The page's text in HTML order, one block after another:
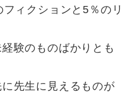
フィクションと5％のリ
験のものばかりとも
先生に見えるものが